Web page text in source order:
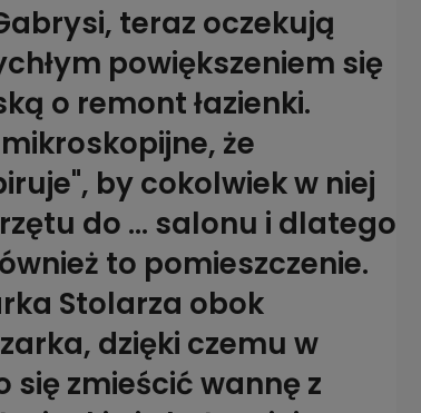
teraz oczekują
powiększeniem się
o remont łazienki.
że
by cokolwiek w niej
do ... salonu i dlatego
to pomieszczenie.
Stolarza obok
dzięki czemu w
się zmieścić wannę z